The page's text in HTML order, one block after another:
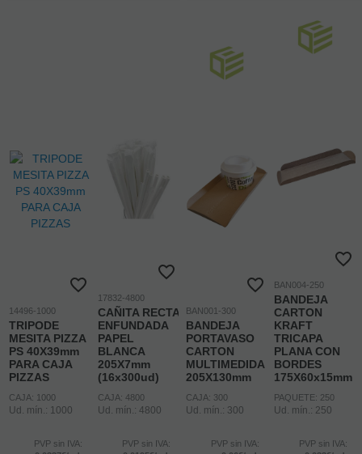
14496-1000
TRIPODE
MESITA PIZZA
PS 40X39mm
PARA CAJA
PIZZAS
CAJA: 1000
Ud. mín.: 1000
PVP sin IVA:
17832-4800
CAÑITA RECTA
ENFUNDADA
PAPEL
BLANCA
205X7mm
(16x300ud)
CAJA: 4800
Ud. mín.: 4800
PVP sin IVA:
BAN001-300
BANDEJA
PORTAVASO
CARTON
MULTIMEDIDA
205X130mm
CAJA: 300
Ud. mín.: 300
PVP sin IVA:
BAN004-250
BANDEJA
CARTON
KRAFT
TRICAPA
PLANA CON
BORDES
175X60x15mm
PAQUETE: 250
Ud. mín.: 250
PVP sin IVA: